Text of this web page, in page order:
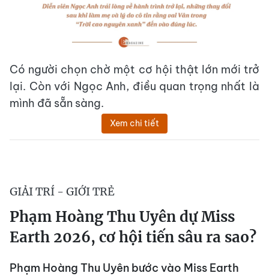
Có người chọn chờ một cơ hội thật lớn mới trở
lại. Còn với Ngọc Anh, điều quan trọng nhất là
mình đã sẵn sàng.
Xem chi tiết
GIẢI TRÍ - GIỚI TRẺ
Phạm Hoàng Thu Uyên dự Miss
Earth 2026, cơ hội tiến sâu ra sao?
Phạm Hoàng Thu Uyên bước vào Miss Earth